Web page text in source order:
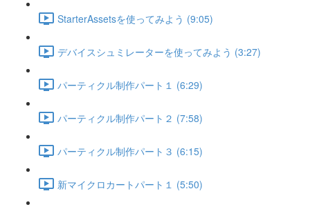
StarterAssetsを使ってみよう (9:05)
デバイスシュミレーターを使ってみよう (3:27)
パーティクル制作パート１ (6:29)
パーティクル制作パート２ (7:58)
パーティクル制作パート３ (6:15)
新マイクロカートパート１ (5:50)